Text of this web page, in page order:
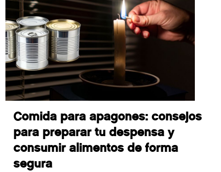
Comida para apagones: consejos
para preparar tu despensa y
consumir alimentos de forma
segura